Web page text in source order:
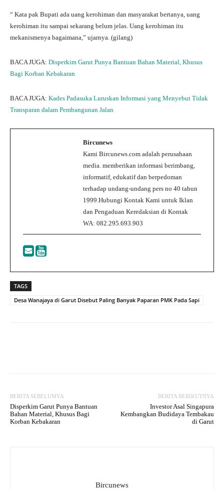
“ Kata pak Bupati ada uang kerohiman dan masyarakat bertanya, uang
kerohiman itu sampai sekarang belum jelas. Uang kerohiman itu
mekanismenya bagaimana,” ujarnya. (gilang)
BACA JUGA: Disperkim Garut Punya Bantuan Bahan Material, Khusus
Bagi Korban Kebakaran
BACA JUGA: Kades Padasuka Luruskan Informasi yang Menyebut Tidak
Transparan dalam Pembangunan Jalan
Bircunews
Kami Bircunews.com adalah perusahaan
media. memberikan informasi berimbang,
informatif, edukatif dan berpedoman
terhadap undang-undang pers no 40 tahun
1999.Hubungi Kontak Kami untuk Iklan
dan Pengaduan Keredaksian di Kontak
WA: 082.295.693.903
TAGS
Desa Wanajaya di Garut Disebut Paling Banyak Paparan PMK Pada Sapi
BERITA SEBELUMYA
Disperkim Garut Punya Bantuan
Bahan Material, Khusus Bagi
Korban Kebakaran
BERITA BERIKUTNYA
Investor Asal Singapura
Kembangkan Budidaya Tembakau
di Garut
Bircunews